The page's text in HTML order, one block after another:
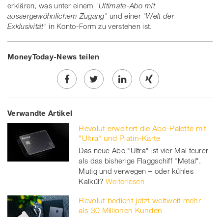
erklären, was unter einem "Ultimate-Abo mit
aussergewöhnlichem Zugang" und einer"Welt der
Exklusivität" in Konto-Form zu verstehen ist.
MoneyToday-News teilen
Share
on
Facebook
Twe
on
twitt
er
Share
linkedin
Share
Xing
Verwandte Artikel
Revolut erweitert die Abo-Palette mit
"Ultra" und Platin-Karte
Das neue Abo "Ultra" ist vier Mal teurer
als das bisherige Flaggschiff "Metal".
Mutig und verwegen – oder kühles
Kalkül? Weiterlesen
Revolut bedient jetzt weltweit mehr
als 30 Millionen Kunden